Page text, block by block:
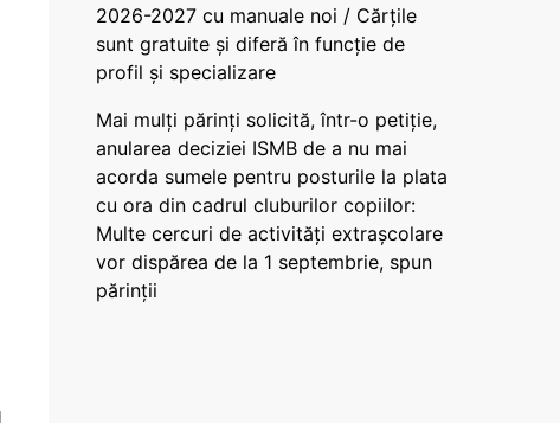
2026-2027 cu manuale noi / Cărțile
sunt gratuite și diferă în funcție de
profil și specializare
Mai mulți părinți solicită, într-o petiție,
anularea deciziei ISMB de a nu mai
acorda sumele pentru posturile la plata
cu ora din cadrul cluburilor copiilor:
Multe cercuri de activități extrașcolare
vor dispărea de la 1 septembrie, spun
părinții